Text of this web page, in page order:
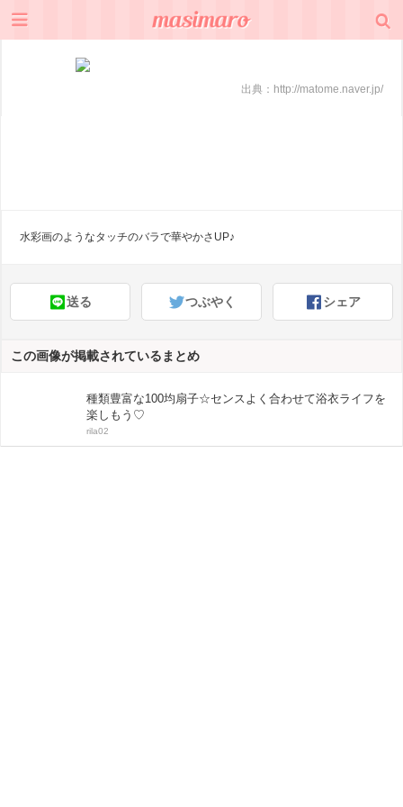
出典： http://matome.naver.jp/
水彩画のようなタッチのバラで華やかさUP♪
送る つぶやく シェア
この画像が掲載されているまとめ
種類豊富な100均扇子☆センスよく合わせて浴衣ライフを
楽しもう♡
rila02